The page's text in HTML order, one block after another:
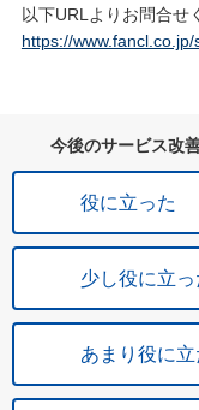
以下URLよりお問合せ
https://
今後のサービス改
役に立った
少し役に立っ
あまり役に